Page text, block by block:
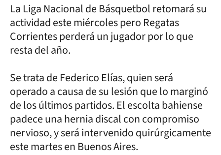
La Liga Nacional de Básquetbol retomará su
actividad este miércoles pero Regatas
Corrientes perderá un jugador por lo que
resta del año.
Se trata de Federico Elías, quien será
operado a causa de su lesión que lo marginó
de los últimos partidos. El escolta bahiense
padece una hernia discal con compromiso
nervioso, y será intervenido quirúrgicamente
este martes en Buenos Aires.